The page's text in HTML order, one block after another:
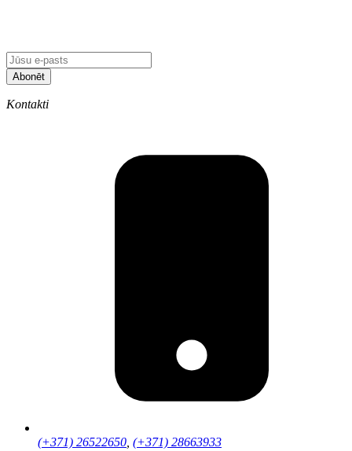
Abonēt
Kontakti
(+371) 26522650, (+371) 28663933